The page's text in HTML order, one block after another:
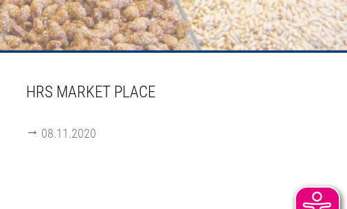
HRS MARKET PLACE
08.11.2020